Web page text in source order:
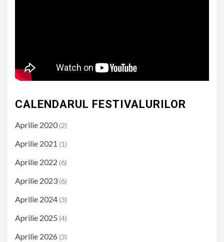
CALENDARUL FESTIVALURILOR
Aprilie 2020(2)
Aprilie 2021 (1)
Aprilie 2022 (6)
Aprilie 2023(6)
Aprilie 2024(3)
Aprilie 2025 (4)
Aprilie 2026 (3)